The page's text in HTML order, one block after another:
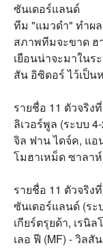
ซันเดอร์แลนด์
ทีม "แมวดำ" ทำผ
สภาพทีมจะขาด ฮ
เยือนน่าจะมาในร
สัน อิซิดอร์ ไว้เป็น
รายชื่อ 11 ตัวจริ
ลิเวอร์พูล (ระบบ
จิล ฟาน ไดจ์ค, แอ
โมฮาเหม็ด ซาลาห์
รายชื่อ 11 ตัวจริ
ซันเดอร์แลนด์ (ระ
เกียร์ตรุยด้า, เรนิ
เลอ ฟี (MF) - วิลสั